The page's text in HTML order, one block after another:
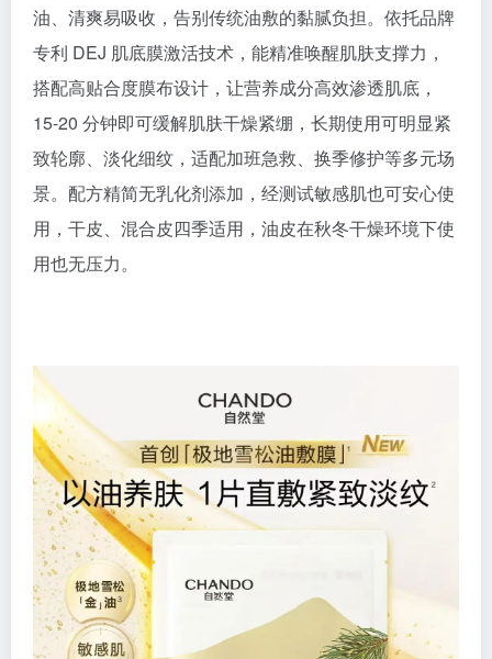
油、清爽易吸收，告别传统油敷的黏腻负担。依托品牌
专利 DEJ 肌底膜激活技术，能精准唤醒肌肤支撑力，
搭配高贴合度膜布设计，让营养成分高效渗透肌底，
15-20 分钟即可缓解肌肤干燥紧绷，长期使用可明显紧
致轮廓、淡化细纹，适配加班急救、换季修护等多元场
景。配方精简无乳化剂添加，经测试敏感肌也可安心使
用，干皮、混合皮四季适用，油皮在秋冬干燥环境下使
用也无压力。